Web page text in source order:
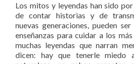
Los mitos y leyendas han sido
de contar historias y de
nuevas generaciones, pueden
enseñanzas para cuidar a los
muchas leyendas que narran
dicen: hay que tenerle miedo